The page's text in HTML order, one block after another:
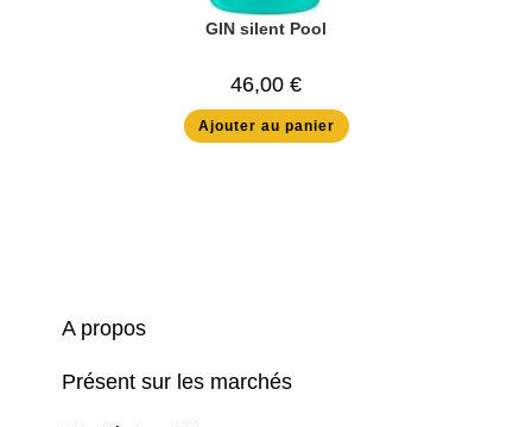
GIN silent Pool
46,00 €
Ajouter au panier
A propos
Présent sur les marchés